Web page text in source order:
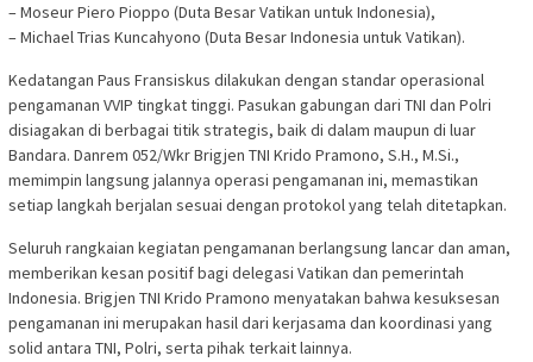
– Moseur Piero Pioppo (Duta Besar Vatikan untuk Indonesia),
– Michael Trias Kuncahyono (Duta Besar Indonesia untuk Vatikan).
Kedatangan Paus Fransiskus dilakukan dengan standar operasional
pengamanan VVIP tingkat tinggi. Pasukan gabungan dari TNI dan Polri
disiagakan di berbagai titik strategis, baik di dalam maupun di luar
Bandara. Danrem 052/Wkr Brigjen TNI Krido Pramono, S.H., M.Si.,
memimpin langsung jalannya operasi pengamanan ini, memastikan
setiap langkah berjalan sesuai dengan protokol yang telah ditetapkan.
Seluruh rangkaian kegiatan pengamanan berlangsung lancar dan aman,
memberikan kesan positif bagi delegasi Vatikan dan pemerintah
Indonesia. Brigjen TNI Krido Pramono menyatakan bahwa kesuksesan
pengamanan ini merupakan hasil dari kerjasama dan koordinasi yang
solid antara TNI, Polri, serta pihak terkait lainnya.